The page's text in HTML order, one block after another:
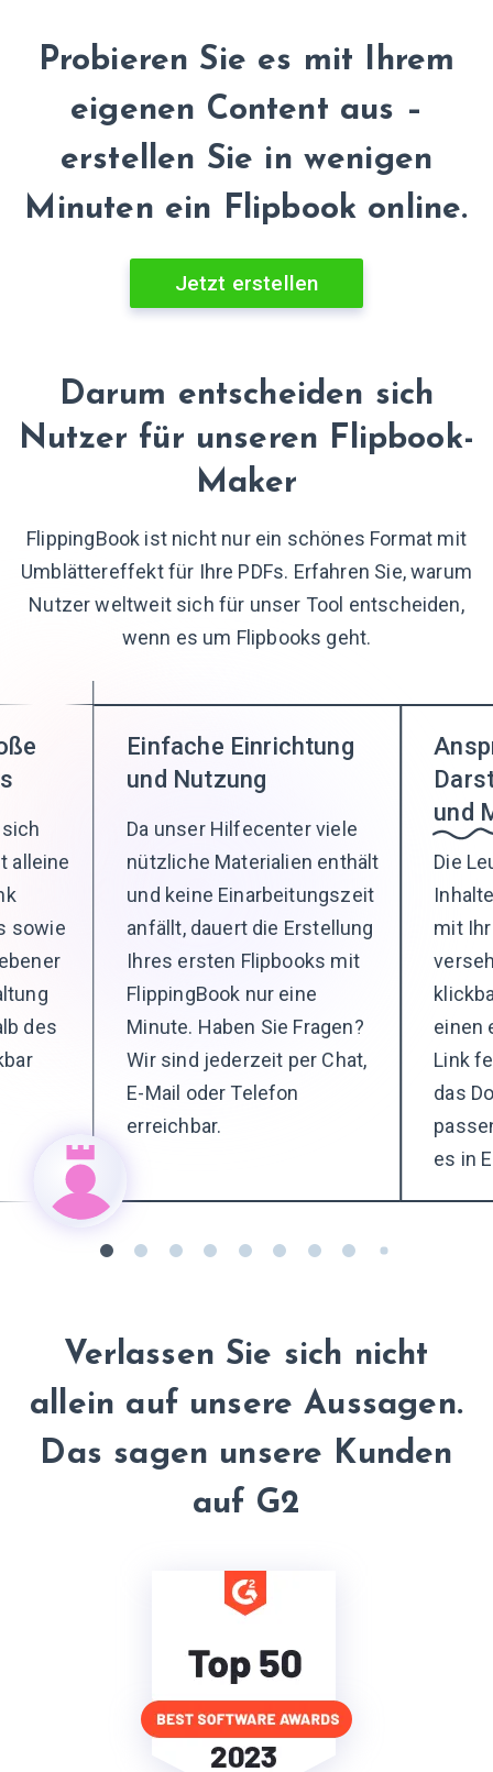
Probieren Sie es mit Ihrem
eigenen Content aus –
erstellen Sie in wenigen
Minuten ein Flipbook online.
Jetzt erstellen
Darum entscheiden sich
Nutzer für unseren Flipbook-
Maker
FlippingBook ist nicht nur ein schönes Format mit
Umblättereffekt für Ihre PDFs. Erfahren Sie, warum
Nutzer weltweit sich für unser Tool entscheiden,
wenn es um Flipbooks geht.
alleine
sowie
des
Einfache Einrichtung
und Nutzung
Da unser Hilfecenter viele
nützliche Materialien enthält
und keine Einarbeitungszeit
anfällt, dauert die Erstellung
Ihres ersten Flipbooks mit
FlippingBook nur eine
Minute. Haben Sie Fragen?
Wir sind jederzeit per Chat,
E-Mail oder Telefon
erreichbar.
und
Die
mit
einen
Link
das
es in
Verlassen Sie sich nicht
allein auf unsere Aussagen.
Das sagen unsere Kunden
auf G2